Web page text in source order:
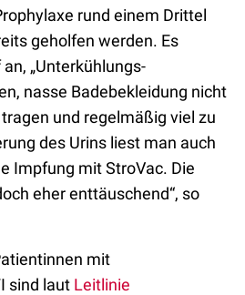
rund einem Drittel
geholfen werden. Es
„Unterkühlungs-
nasse Badebekleidung nicht
und regelmäßig viel zu
des Urins liest man auch
Impfung mit StroVac. Die
eher enttäuschend“, so
mit
sind laut Leitlinie